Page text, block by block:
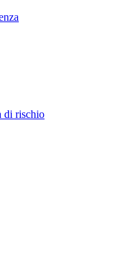
di rischio